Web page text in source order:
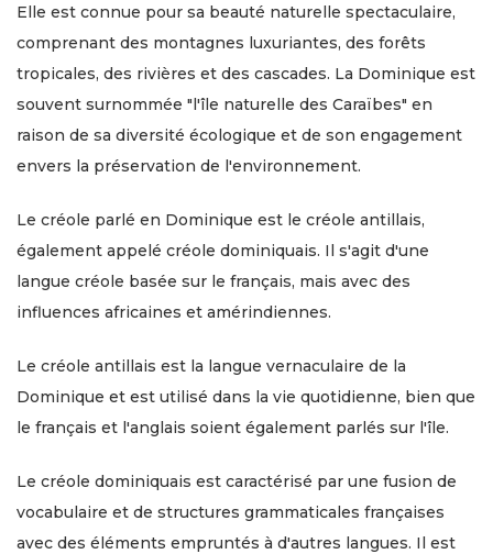
Elle est connue pour sa beauté naturelle spectaculaire,
comprenant des montagnes luxuriantes, des forêts
tropicales, des rivières et des cascades. La Dominique est
souvent surnommée "l'île naturelle des Caraïbes" en
raison de sa diversité écologique et de son engagement
envers la préservation de l'environnement.
Le créole parlé en Dominique est le créole antillais,
également appelé créole dominiquais. Il s'agit d'une
langue créole basée sur le français, mais avec des
influences africaines et amérindiennes.
Le créole antillais est la langue vernaculaire de la
Dominique et est utilisé dans la vie quotidienne, bien que
le français et l'anglais soient également parlés sur l'île.
Le créole dominiquais est caractérisé par une fusion de
vocabulaire et de structures grammaticales françaises
avec des éléments empruntés à d'autres langues. Il est